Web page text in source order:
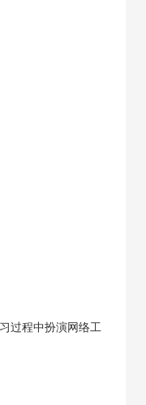
过程中扮演网络工